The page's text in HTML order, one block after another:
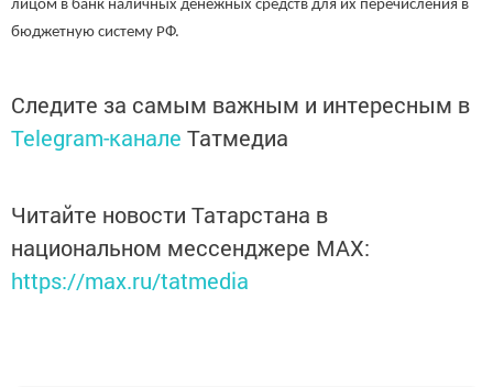
лицом в банк наличных денежных средств для их перечисления в
бюджетную систему РФ.
Следите за самым важным и интересным в
Telegram-канале Татмедиа
Читайте новости Татарстана в
национальном мессенджере MАХ:
https://max.ru/tatmedia